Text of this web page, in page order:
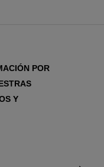
POR
Y